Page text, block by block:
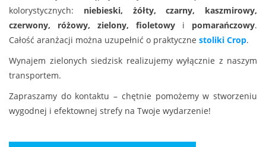
kolorystycznych: niebieski, żółty, czarny, kaszmirowy,
czerwony, różowy, zielony, fioletowy i pomarańczowy.
Całość aranżacji można uzupełnić o praktyczne stoliki Crop.
Wynajem zielonych siedzisk realizujemy wyłącznie z naszym
transportem.
Zapraszamy do kontaktu – chętnie pomożemy w stworzeniu
wygodnej i efektownej strefy na Twoje wydarzenie!